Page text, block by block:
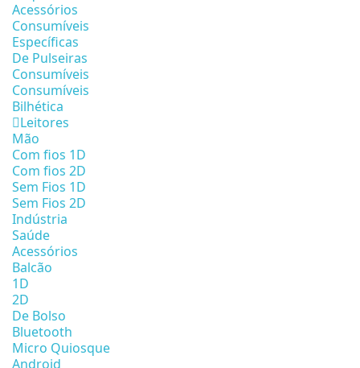
Acessórios
Consumíveis
Específicas
De Pulseiras
Consumíveis
Consumíveis
Bilhética
Leitores
Mão
Com fios 1D
Com fios 2D
Sem Fios 1D
Sem Fios 2D
Indústria
Saúde
Acessórios
Balcão
1D
2D
De Bolso
Bluetooth
Micro Quiosque
Android